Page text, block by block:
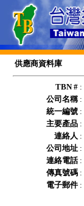
供應商資料庫
TBN # :
公司名稱:
統一編號 :
主要產品 :
連絡人 :
公司地址 :
連絡電話:
傳真號碼 :
電子郵件 :